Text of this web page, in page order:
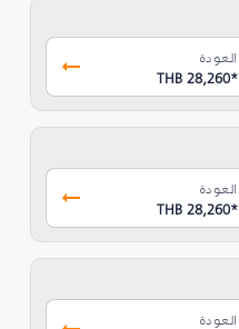
العودة
THB 28,260*
العودة
THB 28,260*
العودة